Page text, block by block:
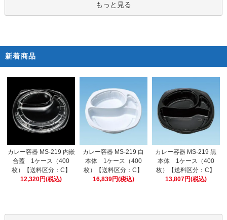
もっと見る
新着商品
カレー容器 MS-219 内嵌
合蓋 1ケース（400
枚）【送料区分：C】
12,320円(税込)
カレー容器 MS-219 白
本体 1ケース（400
枚）【送料区分：C】
16,839円(税込)
カレー容器 MS-219 黒
本体 1ケース（400
枚）【送料区分：C】
13,807円(税込)